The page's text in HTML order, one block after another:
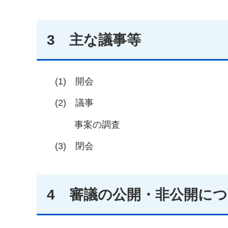
3 主な議事等
(1) 開会
(2) 議事
事案の調査
(3) 閉会
4 審議の公開・非公開に